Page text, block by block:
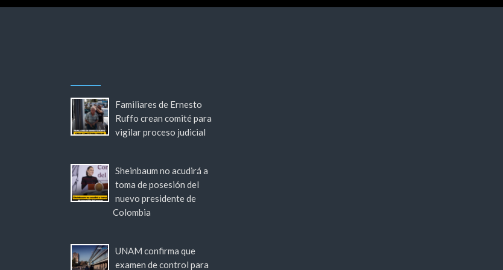
Familiares de Ernesto
Ruffo crean comité para
vigilar proceso judicial
Sheinbaum no acudirá a
toma de posesión del
nuevo presidente de
Colombia
UNAM confirma que
examen de control para